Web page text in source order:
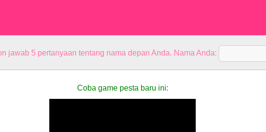
jawab 5 pertanyaan tentang nama depan Anda. Nama Anda:
Coba game pesta baru ini: